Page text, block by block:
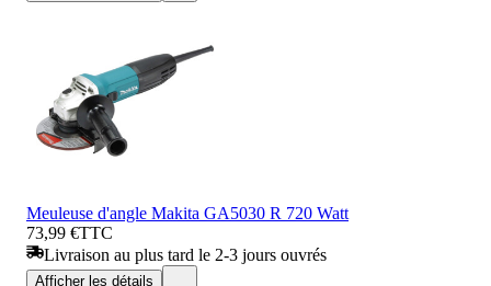
Meuleuse d'angle Makita GA5030 R 720 Watt
73,99 €TTC
Livraison au plus tard le 2-3 jours ouvrés
Afficher les détails